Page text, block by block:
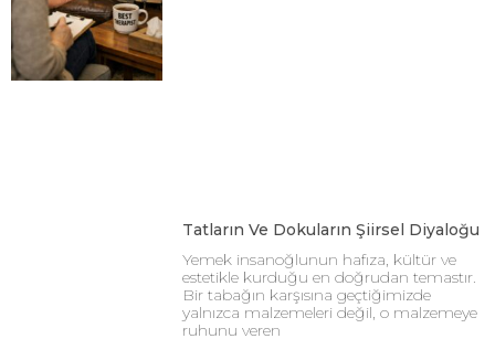
Tatların Ve Dokuların Şiirsel Diyaloğu
Yemek insanoğlunun hafıza, kültür ve
estetikle kurduğu en doğrudan temastır.
Bir tabağın karşısına geçtiğimizde
yalnızca malzemeleri değil, o malzemeye
ruhunu veren